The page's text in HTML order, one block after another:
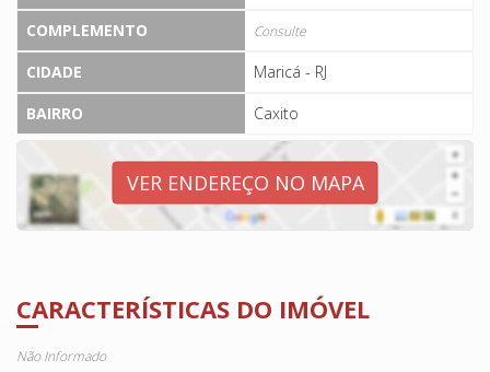
COMPLEMENTO Consulte
CIDADE
Maricá - RJ
BAIRRO
Caxito
VER ENDEREÇO NO MAPA
CARACTERÍSTICAS DO IMÓVEL
Não Informado